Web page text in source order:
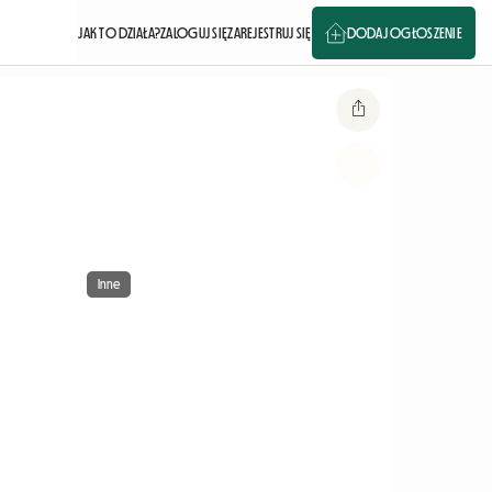
JAK TO DZIAŁA?ZALOGUJ SIĘZAREJESTRUJ SIĘ DODAJ OGŁOSZENIE
Inne